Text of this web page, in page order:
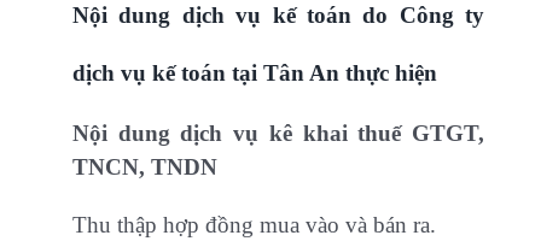
Nội dung dịch vụ kế toán do Công ty
dịch vụ kế toán tại Tân An thực hiện
Nội dung dịch vụ kê khai thuế GTGT,
TNCN, TNDN
Thu thập hợp đồng mua vào và bán ra.